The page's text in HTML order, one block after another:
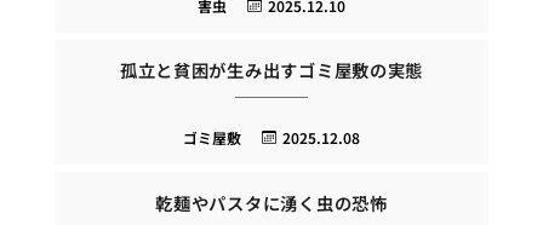
2025.12.10
害虫
孤立と貧困が生み出すゴミ屋敷の実態
2025.12.08
ゴミ屋敷
乾麺やパスタに湧く虫の恐怖